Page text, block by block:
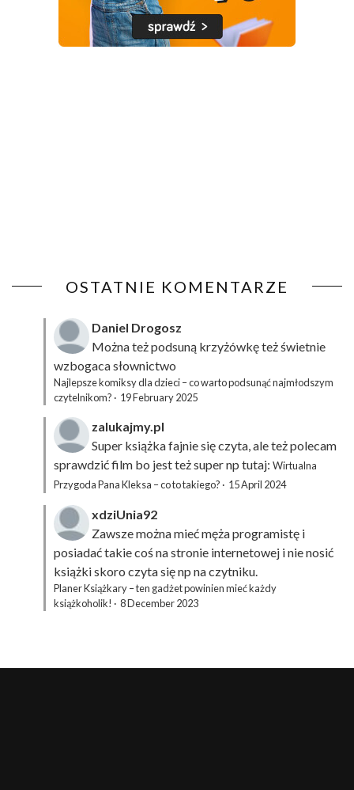
OSTATNIE KOMENTARZE
Daniel Drogosz
Można też podsuną krzyżówkęteż świetnie
wzbogaca słownictwo
Najlepsze komiksy dla dzieci – co warto podsunąć najmłodszym
czytelnikom? · 19 February 2025
zalukajmy.pl
Super książka fajnie się czyta, ale też polecam
sprawdzić film bo jest też super np tutaj: Wirtualna
Przygoda Pana Kleksa – co to takiego? · 15 April 2024
xdziUnia92
Zawsze można mieć męża programistę i
posiadać takie coś na stronie internetowej i nie nosić
książki skoro czyta się np na czytniku.
Planer Książkary – ten gadżet powinien mieć każdy
książkoholik! · 8 December 2023